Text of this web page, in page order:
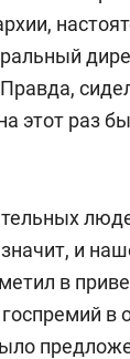
этот раз
и
в
в